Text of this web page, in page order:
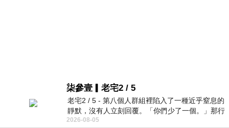
柒參壹▎老宅2 / 5
老宅2 / 5 - 第八個人群組裡陷入了一種近乎窒息的
靜默，沒有人立刻回覆。「你們少了一個。」那行
字像一顆冰冷的鐵釘，硬生生刺進螢
2026-08-05